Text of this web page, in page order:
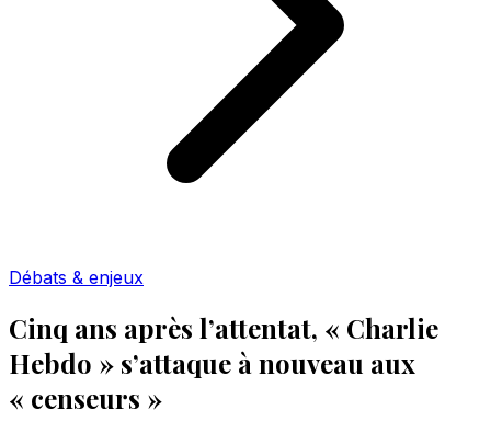
Débats & enjeux
Cinq ans après l’attentat, « Charlie
Hebdo » s’attaque à nouveau aux
« censeurs »